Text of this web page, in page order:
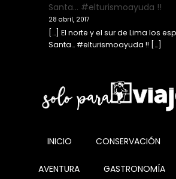
Santa… #elturismoayuda !!
28 abril, 2017
[…] El norte y el sur de Lima los
Santa… #elturismoayuda !! […]
INICIO CONSERVACIÓN
AVENTURA GASTRONOMÍA